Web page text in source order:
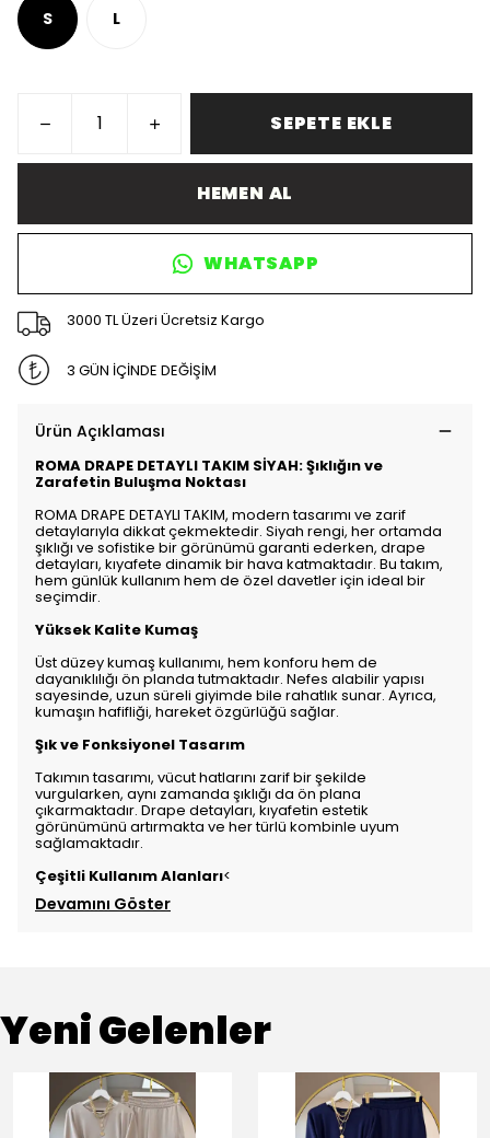
S L
SEPETE EKLE
HEMEN AL
WHATSAPP
3000 TL Üzeri Ücretsiz Kargo
3 GÜN İÇİNDE DEĞİŞİM
Ürün Açıklaması
ROMA DRAPE DETAYLI TAKIM SİYAH: Şıklığın ve
Zarafetin Buluşma Noktası
ROMA DRAPE DETAYLI TAKIM, modern tasarımı ve zarif
detaylarıyla dikkat çekmektedir. Siyah rengi, her ortamda
şıklığı ve sofistike bir görünümü garanti ederken, drape
detayları, kıyafete dinamik bir hava katmaktadır. Bu takım,
hem günlük kullanım hem de özel davetler için ideal bir
seçimdir.
Yüksek Kalite Kumaş
Üst düzey kumaş kullanımı, hem konforu hem de
dayanıklılığı ön planda tutmaktadır. Nefes alabilir yapısı
sayesinde, uzun süreli giyimde bile rahatlık sunar. Ayrıca,
kumaşın hafifliği, hareket özgürlüğü sağlar.
Şık ve Fonksiyonel Tasarım
Takımın tasarımı, vücut hatlarını zarif bir şekilde
vurgularken, aynı zamanda şıklığı da ön plana
çıkarmaktadır. Drape detayları, kıyafetin estetik
görünümünü artırmakta ve her türlü kombinle uyum
sağlamaktadır.
Çeşitli Kullanım Alanları<
Devamını Göster
Yeni Gelenler